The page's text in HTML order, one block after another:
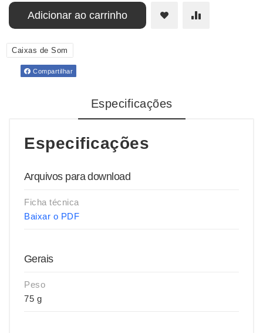
Adicionar ao carrinho
Caixas de Som
Compartilhar
Especificações
Especificações
Arquivos para download
Ficha técnica
Baixar o PDF
Gerais
Peso
75 g